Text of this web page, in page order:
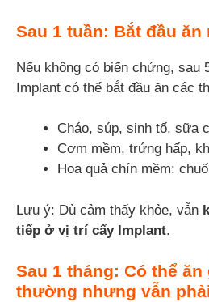
Sau 1 tuần: Bắt đầu ăn
Nếu không có biến chứng, sau
Implant có thể bắt đầu ăn các
Cháo, súp, sinh tố, sữa
Cơm mềm, trứng hấp,
Hoa quả chín mềm:
Lưu ý: Dù cảm thấy khỏe, vẫn
tiếp ở vị trí cấy Implant.
Sau 1 tháng: Có thể
thường nhưng vẫn